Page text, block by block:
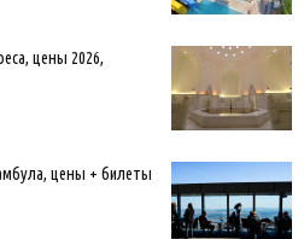
цены 2026,
цены + билеты